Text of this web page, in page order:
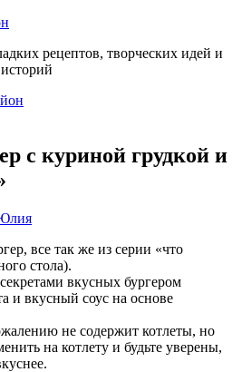
рецептов, творческих идей и
с куриной грудкой и
все так же из серии «что
стола).
вкусных бургером
и вкусный соус на основе
не содержит котлеты, но
на котлету и будьте уверены,